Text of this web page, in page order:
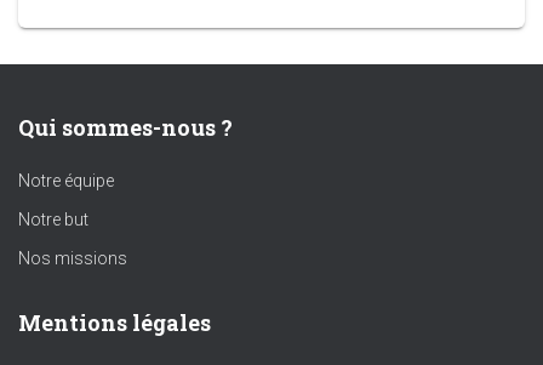
Qui sommes-nous ?
Notre équipe
Notre but
Nos missions
Mentions légales